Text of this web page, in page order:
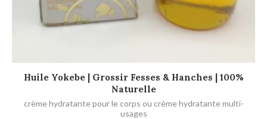
AJOUTER AU PANIER
Huile Yokebe | Grossir Fesses & Hanches | 100%
Naturelle
crème hydratante pour le corps ou crème hydratante multi-
usages